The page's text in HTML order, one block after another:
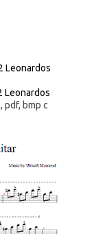
Leonardos
Leonardos
pdf, bmp c